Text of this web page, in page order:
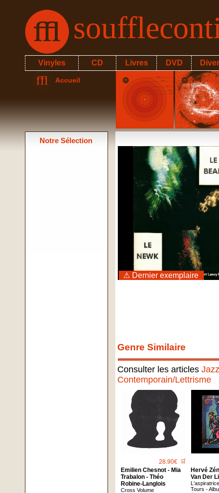
Vinyles CD Livres DVD
Accueil
Notre Sélection
⚠ Dernier exemplaire
Genre Similaire
Consulter les articles
Contemporain/Lettrisme
28.90€ 🛒
Emilien Chesnot - Mia
Trabalon - Théo
Robine-Langlois
Cross Volume
Hervé
Van Der
Tours -